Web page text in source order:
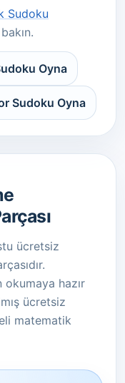
Sudoku
Oyna
Sudoku Oyna
ücretsiz
hazır
ücretsiz
matematik